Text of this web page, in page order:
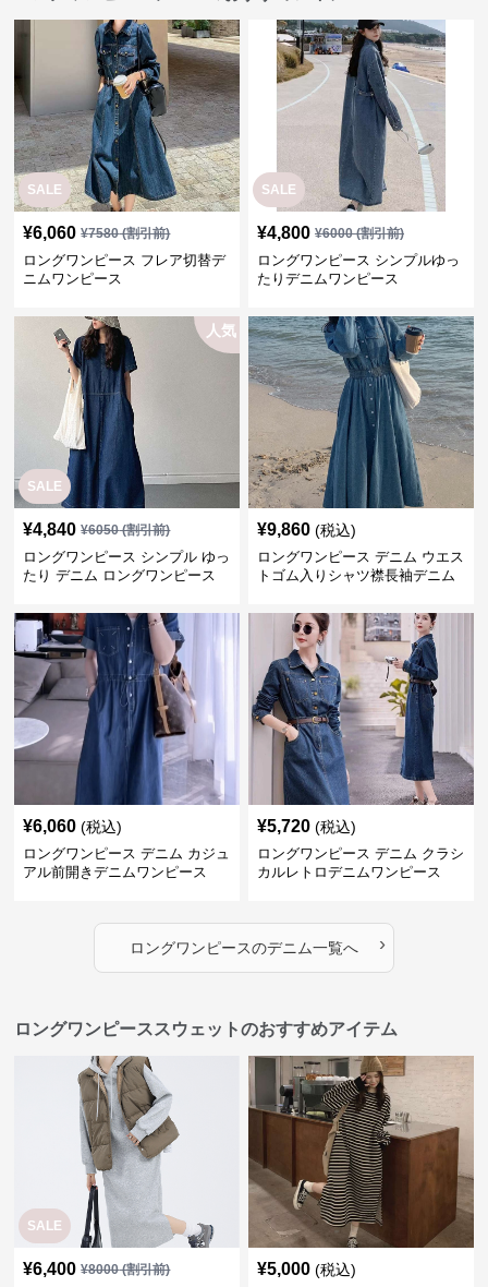
SALE
¥6,060 ¥7580(割引前)
ロングワンピース フレア切替デ
ニムワンピース
SALE
¥4,800 ¥6000(割引前)
ロングワンピース シンプルゆっ
たりデニムワンピース
SALE
人気
¥4,840 ¥6050(割引前)
ロングワンピース シンプル ゆっ
たり デニム ロングワンピース
¥9,860 (税込)
ロングワンピース デニム ウエス
トゴム入りシャツ襟長袖デニム
¥6,060 (税込)
ロングワンピース デニム カジュ
アル前開きデニムワンピース
¥5,720 (税込)
ロングワンピース デニム クラシ
カルレトロデニムワンピース
ロングワンピースのデニム一覧へ ›
ロングワンピーススウェットのおすすめアイテム
SALE
¥6,400 ¥8000(割引前) ¥5,000 (税込)